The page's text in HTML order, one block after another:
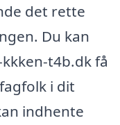
det rette
Du kan
t4b.dk få
i dit
indhente